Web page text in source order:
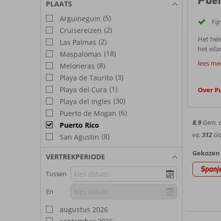
PLAATS
Arguineguin (5)
Cruisereizen (2)
Las Palmas (2)
Maspalomas (18)
Meloneras (8)
Playa de Taurito (3)
Playa del Cura (1)
Playa del Ingles (30)
Puerto de Mogan (6)
Puerto Rico
San Agustin (8)
VERTREKPERIODE
Tussen
En
augustus 2026
Het
het
een
op het
het
naar
In
is
Je gaat
Puerto
in te
In dit
lees
Over
8,9Gem.
va. 312